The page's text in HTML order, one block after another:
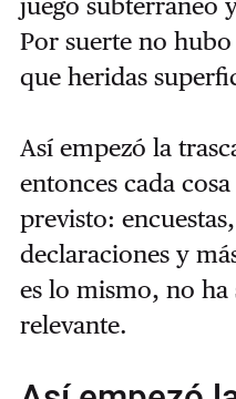
Por suerte no
que heridas
Así empezó la
entonces cada
previsto:
declaraciones y
es lo mismo, no ha
relevante.